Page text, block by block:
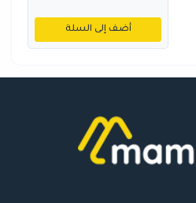
أضف إلى السلة